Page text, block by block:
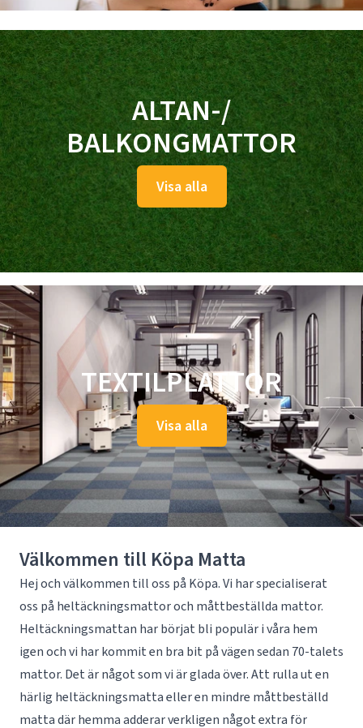
ALTAN-/
BALKONGMATTOR
Visa alla
TEXTILPLATTOR
Visa alla
Välkommen till Köpa Matta
Hej och välkommen till oss på Köpa. Vi har specialiserat
oss på heltäckningsmattoroch måttbeställda mattor.
Heltäckningsmattan har börjat bli populär i våra hem
igen och vi har kommit en bra bit på vägen sedan 70-talets
mattor. Det är något som vi är glada över. Att rulla ut en
härlig heltäckningsmatta eller en mindre måttbeställd
matta där hemma adderar verkligen något extra för